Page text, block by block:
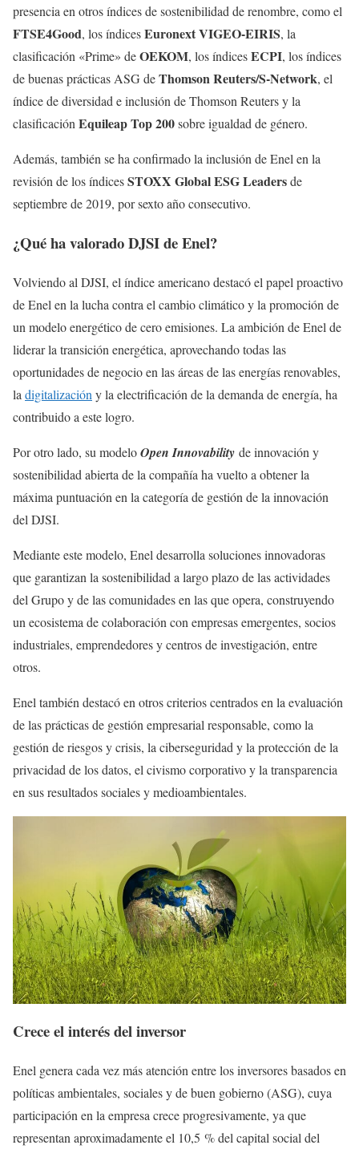
presencia en otros índices de sostenibilidad de renombre, como el
FTSE4Good, los índicesEuronext VIGEO-EIRIS, la
clasificación «Prime» deOEKOM, los índicesECPI, los índices
de buenas prácticas ASG deThomson Reuters/S-Network, el
índice de diversidad e inclusión de Thomson Reuters y la
clasificaciónEquileap Top 200sobre igualdad de género.
Además, también se ha confirmado la inclusión de Enel en la
revisión de los índicesSTOXX Global ESG Leadersde
septiembre de 2019, por sexto año consecutivo.
¿Qué ha valorado DJSI de Enel?
Volviendo al DJSI, el índice americano destacó el papel proactivo
de Enel en la lucha contra el cambio climático y la promoción de
un modelo energético de cero emisiones. La ambición de Enel de
liderar la transición energética, aprovechando todas las
oportunidades de negocio en las áreas de las energías renovables,
la digitalización y la electrificación de la demanda de energía, ha
contribuido a este logro.
Por otro lado, su modeloOpen Innovability de innovación y
sostenibilidad abierta de la compañía ha vuelto a obtener la
máxima puntuación en la categoría de gestión de la innovación
del DJSI.
Mediante este modelo, Enel desarrolla soluciones innovadoras
que garantizan la sostenibilidad a largo plazo de las actividades
del Grupo y de las comunidades en las que opera, construyendo
un ecosistema de colaboración con empresas emergentes, socios
industriales, emprendedores y centros de investigación, entre
otros.
Enel también destacó en otros criterios centrados en la evaluación
de las prácticas de gestión empresarial responsable, como la
gestión de riesgos y crisis, la ciberseguridad y la protección de la
privacidad de los datos, el civismo corporativo y la transparencia
en sus resultados sociales y medioambientales.
Crece el interés del inversor
Enel genera cada vez más atención entre los inversores basados en
políticas ambientales, sociales y de buen gobierno (ASG), cuya
participación en la empresa crece progresivamente, ya que
representan aproximadamente el 10,5 % del capital social del